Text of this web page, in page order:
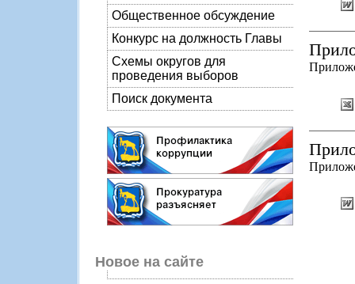
Общественное обсуждение
Конкурс на должность Главы
Схемы округов для
проведения выборов
Поиск документа
Новое на сайте